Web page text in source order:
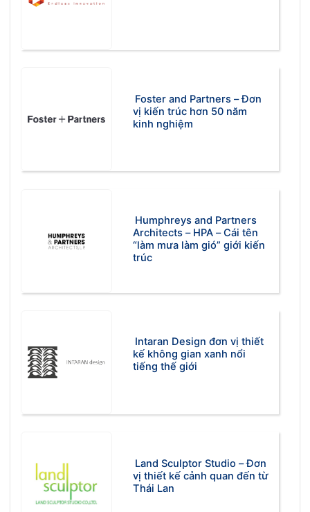
Foster and Partners – Đơn
vị kiến trúc hơn 50 năm
kinh nghiệm
Humphreys and Partners
Architects – HPA – Cái tên
“làm mưa làm gió” giới kiến
trúc
Intaran Design đơn vị thiết
kế không gian xanh nổi
tiếng thế giới
Land Sculptor Studio – Đơn
vị thiết kế cảnh quan đến từ
Thái Lan